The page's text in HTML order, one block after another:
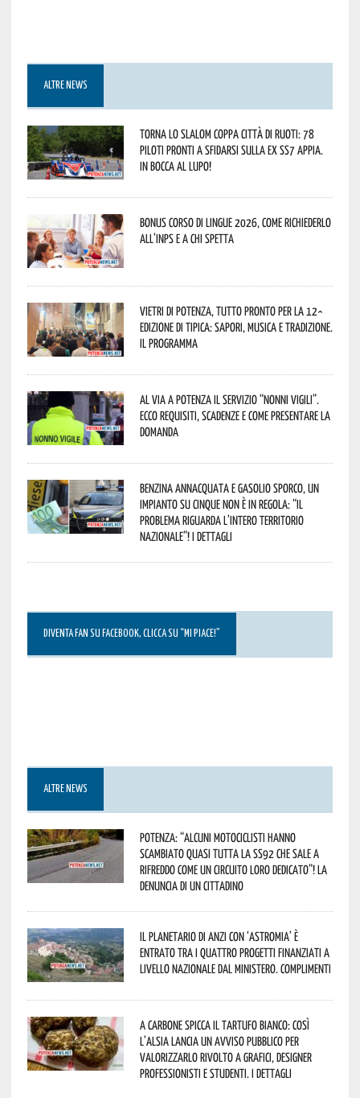
ALTRE NEWS
Torna lo Slalom Coppa Città di Ruoti: 78
piloti pronti a sfidarsi sulla ex SS7 Appia.
In bocca al lupo!
Bonus corso di lingue 2026, come richiederlo
all’INPS e a chi spetta
Vietri di Potenza, tutto pronto per la 12^
Edizione di Tipica: sapori, musica e tradizione.
Il programma
Al via a Potenza il servizio “Nonni Vigili”.
Ecco requisiti, scadenze e come presentare la
domanda
Benzina annacquata e gasolio sporco, un
impianto su cinque non è in regola: “il
problema riguarda l’intero territorio
Nazionale”! I dettagli
DIVENTA FAN SU FACEBOOK, CLICCA SU “MI PIACE!”
ALTRE NEWS
Potenza: “alcuni motociclisti hanno
scambiato quasi tutta la SS92 che sale a
Rifreddo come un circuito loro dedicato”! La
denuncia di un cittadino
Il Planetario di Anzi con ‘Astromia’ è
entrato tra i quattro progetti finanziati a
livello nazionale dal Ministero. Complimenti
A Carbone spicca il tartufo bianco: così
l’Alsia lancia un avviso pubblico per
valorizzarlo rivolto a grafici, designer
professionisti e studenti. I dettagli